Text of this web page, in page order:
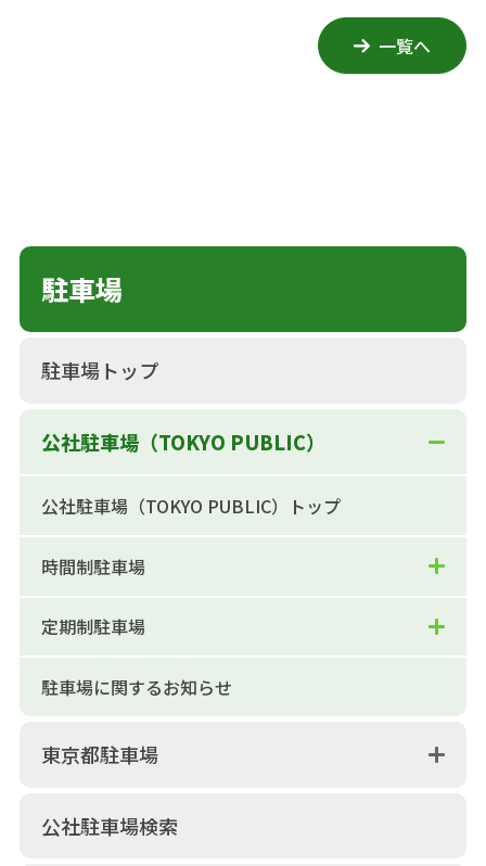
一覧へ
駐車場
駐車場トップ
公社駐車場（TOKYO PUBLIC）
公社駐車場（TOKYO PUBLIC）トップ
時間制駐車場
定期制駐車場
駐車場に関するお知らせ
東京都駐車場
公社駐車場検索